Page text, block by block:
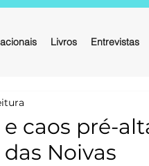
Livros Entrevistas
caos pré-
Noivas